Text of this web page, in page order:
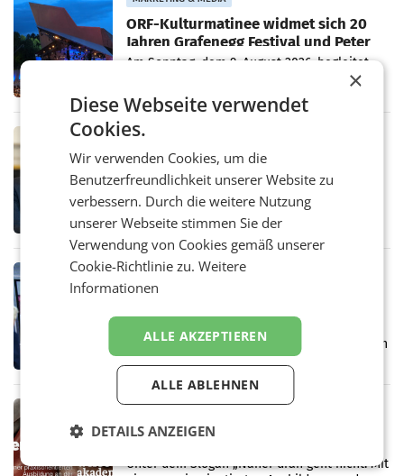
ORF-Kulturmatinee widmet sich 20
Jahren Grafenegg Festival und Peter
Simonischek
Am Sonntag, dem 9. August 2026, begleitet
Lillian Moschen das Publikum ab 9.05 Uhr
durch die ORF-„Kulturmatinee“. Die Sendung
startet mit der Dokumentation „20 Jahre
Grafenegg
MARKETING & MEDIA
APA-Comm-Ranking: Christian
Stocker mit höchster Medienpräsenz
im Juli
Das APA-Comm-Politik-Ranking untersucht
monatlich die Berichterstattung von zwölf
österreichischen Tageszeitungen und
analysiert, welche Politikerinnen und
Politiker Österreichs die
MARKETING & MEDIA
Prozess zu Warner-Übernahme erst
im März 2027
LOS ANGELES Die geplante Übernahme des
Hollywood-Urgesteins Warner Brothers durch
den Rivalen Paramount wird noch lange in
der Schwebe bleiben. Eine Richterin setzte
den Prozess zu
MARKETING & MEDIA
Werbe Akademie startet neue
Unter dem Slogan „Näher dran geht nicht. Mit
×
Diese Webseite verwendet
Cookies.
Wir verwenden Cookies, um die
Benutzerfreundlichkeit unserer Website zu
verbessern. Durch die weitere Nutzung
unserer Webseite stimmen Sie der
Verwendung von Cookies gemäß unserer
Cookie-Richtlinie zu.Weitere
Informationen
ALLE AKZEPTIEREN
ALLE ABLEHNEN
DETAILS ANZEIGEN